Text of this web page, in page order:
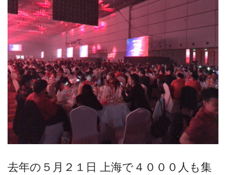
去年の５月２１日 上海で４０００人も集